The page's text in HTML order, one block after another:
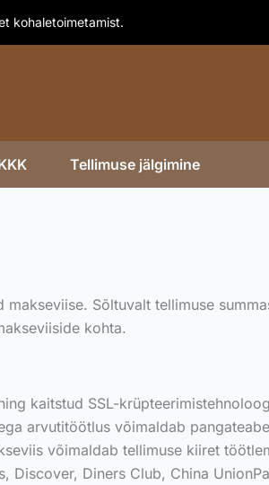
kohaletoimetamist.
Tellimuse jälgimine
makseviise. Sõltuvalt tellimuse
kohta.
kaitstud SSL-
arvutitöötlus võimaldab
võimaldab tellimuse kiiret
Discover, Diners Club, China